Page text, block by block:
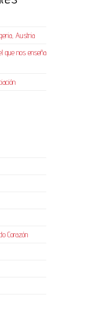
Austria
que nos enseña
Corazón